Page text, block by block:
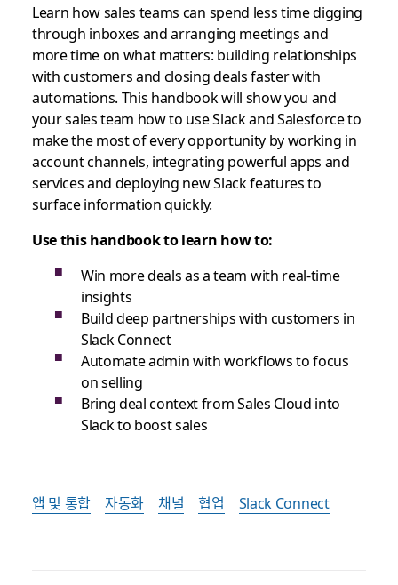
Learn how sales teams can spend less time digging
through inboxes and arranging meetings and
more time on what matters: building relationships
with customers and closing deals faster with
automations. This handbook will show you and
your sales team how to use Slack and Salesforce to
make the most of every opportunity by working in
account channels, integrating powerful apps and
services and deploying new Slack features to
surface information quickly.
Use this handbook to learn how to:
Win more deals as a team with real-time
insights
Build deep partnerships with customers in
Slack Connect
Automate admin with workflows to focus
on selling
Bring deal context from Sales Cloud into
Slack to boost sales
앱 및 통합 자동화 채널 협업 Slack Connect